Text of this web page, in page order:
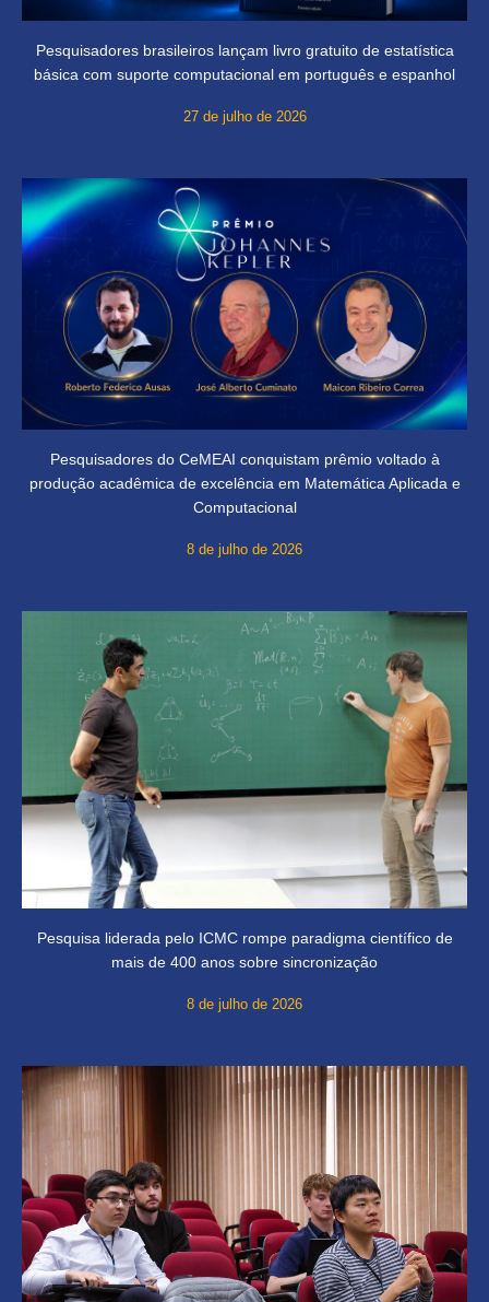
Pesquisadores brasileiros lançam livro gratuito de estatística
básica com suporte computacional em português e espanhol
27 de julho de 2026
Pesquisadores do CeMEAI conquistam prêmio voltado à
produção acadêmica de excelência em Matemática Aplicada e
Computacional
8 de julho de 2026
Pesquisa liderada pelo ICMC rompe paradigma científico de
mais de 400 anos sobre sincronização
8 de julho de 2026